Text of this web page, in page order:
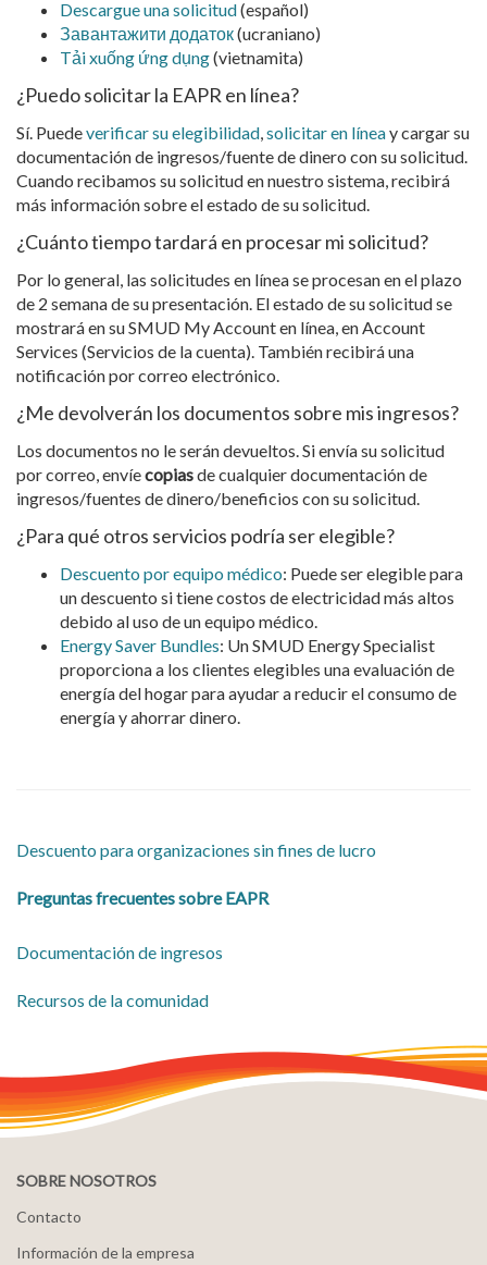
Descargue una solicitud(español)
Завантажити додаток(ucraniano)
Tải xuống ứng dụng(vietnamita)
¿Puedo solicitar la EAPR en línea?
Sí. Puedeverificar su elegibilidad,solicitar en líneay cargar su
documentación de ingresos/fuente de dinero con su solicitud.
Cuando recibamos su solicitud en nuestro sistema, recibirá
más información sobre el estado de su solicitud.
¿Cuánto tiempo tardará en procesar mi solicitud?
Por lo general, las solicitudes en línea se procesan en el plazo
de 2 semana de su presentación. El estado de su solicitud se
mostrará en su SMUD My Account en línea, en Account
Services (Servicios de la cuenta). También recibirá una
notificación por correo electrónico.
¿Me devolverán los documentos sobre mis ingresos?
Los documentos no le serán devueltos. Si envía su solicitud
por correo, envíecopiasde cualquier documentación de
ingresos/fuentes de dinero/beneficios con su solicitud.
¿Para qué otros servicios podría ser elegible?
Descuento por equipo médico: Puede ser elegible para
un descuento si tiene costos de electricidad más altos
debido al uso de un equipo médico.
Energy Saver Bundles: Un SMUD Energy Specialist
proporciona a los clientes elegibles una evaluación de
energía del hogar para ayudar a reducir el consumo de
energía y ahorrar dinero.
Descuento para organizaciones sin fines de lucro
Preguntas frecuentes sobre EAPR
Documentación de ingresos
Recursos de la comunidad
SOBRE NOSOTROS
Contacto
Información de la empresa